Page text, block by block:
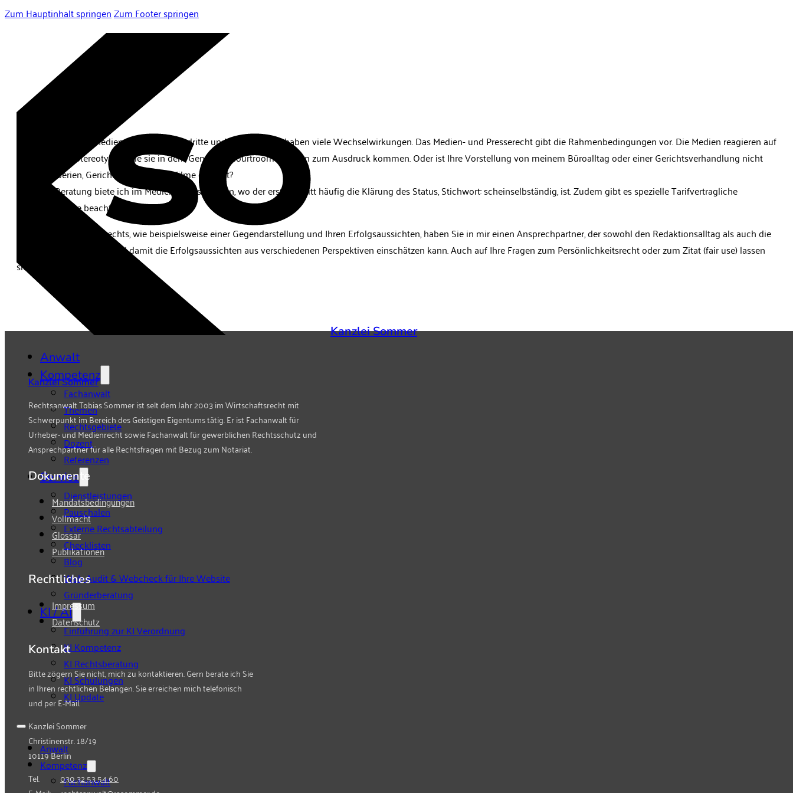
Zum Hauptinhalt springenZum Footer springen
Kanzlei Sommer
Anwalt
Kompetenz
Fachanwalt
Themen
Rechtsgebiete
Dozent
Referenzen
Service
Dienstleistungen
Pauschalen
Externe Rechtsabteilung
Checklisten
Blog
Web-Audit & Webcheck für Ihre Website
Gründerberatung
KI / AI
Einführung zur KI Verordnung
KI Kompetenz
KI Rechtsberatung
KI Schulungen
KI Update
Anwalt
Kompetenz
Fachanwalt
Recht und Medien. Medien und Recht. Die dritte und vierte Gewalt haben viele Wechselwirkungen. Das Medien- und Presserecht gibt die Rahmenbedingungen vor. Die Medien reagieren auf
das Recht mit Stereotypen, wie sie in dem Genre der Courtroom-Dramen zum Ausdruck kommen. Oder ist Ihre Vorstellung von meinem Büroalltag oder einer Gerichtsverhandlung nicht
durch TV-Serien, Gerichts- und Anwaltsfilme geprägt?
Spezielle Beratung biete ich im Medienarbeitsrecht an, wo der erste Schritt häufig die Klärung des Status, Stichwort: scheinselbständig, ist. Zudem gibt es spezielle Tarifvertragliche
Regelungen, die beachtet werden sollten.
Bei Fragen des Presserechts, wie beispielsweise einer Gegendarstellung und Ihren Erfolgsaussichten, haben Sie in mir einen Ansprechpartner, der sowohl den Redaktionsalltag als auch die
Rechtsprechung kennt und damit die Erfolgsaussichten aus verschiedenen Perspektiven einschätzen kann. Auch auf Ihre Fragen zum Persönlichkeitsrecht oder zum Zitat (fair use) lassen
sich Antworten finden.
Kanzlei Sommer
Rechtsanwalt Tobias Sommer ist selt dem Jahr 2003 im Wirtschaftsrecht mit
Schwerpunkt im Bereich des Geistigen Eigentums tätig. Er ist Fachanwalt für
Urheber- und Medienrecht sowie Fachanwalt für gewerblichen Rechtsschutz und
Ansprechpartner für alle Rechtsfragen mit Bezug zum Notariat.
Dokumente
Mandatsbedingungen
Vollmacht
Glossar
Publikationen
Rechtliches
Impressum
Datenschutz
Kontakt
Bitte zögern Sie nicht, mich zu kontaktieren. Gern berate ich Sie
in Ihren rechtlichen Belangen. Sie erreichen mich telefonisch
und per E-Mail.
Kanzlei Sommer
Christinenstr. 18/19
10119 Berlin
Tel.
030 32 53 54 60